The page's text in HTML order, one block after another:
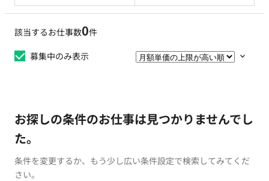
該当するお仕事数0件
募集中のみ表示
お探しの条件のお仕事は見つかりませんでし
た。
条件を変更するか、もう少し広い条件設定で検索してみてくだ
さい。